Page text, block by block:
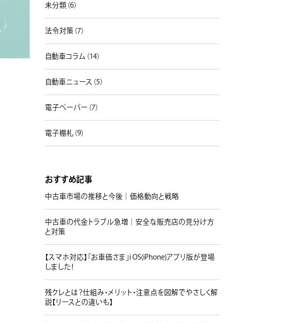
未分類（6）
法令対策（7）
自動車コラム（14）
自動車ニュース（5）
電子ペーパー（7）
電子棚札（9）
おすすめ記事
中古車市場の推移と今後｜価格動向と戦略
中古車の代金トラブル急増｜安全な販売店の見分け方
と対策
【スマホ対応】「お車価さま」i OS(iPhone)アプリ版が登場
しました！
残クレとは？仕組み・メリット・注意点を図解でやさしく解
説【リースとの違いも】